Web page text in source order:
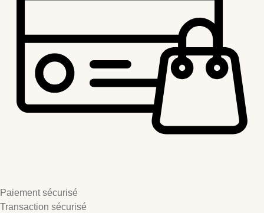
Paiement sécurisé
Transaction sécurisé